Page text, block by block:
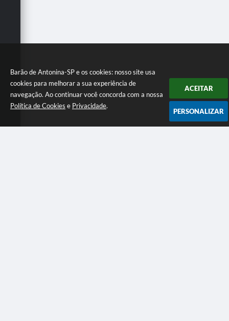
Barão de Antonina-SP e os cookies: nosso site usa
cookies para melhorar a sua experiência de
navegação. Ao continuar você concorda com a nossa
Política de Cookies e Privacidade.
ACEITAR
PERSONALIZAR